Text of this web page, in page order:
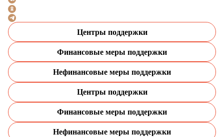
Центры поддержки
Финансовые меры поддержки
Нефинансовые меры поддержки
Центры поддержки
Финансовые меры поддержки
Нефинансовые меры поддержки